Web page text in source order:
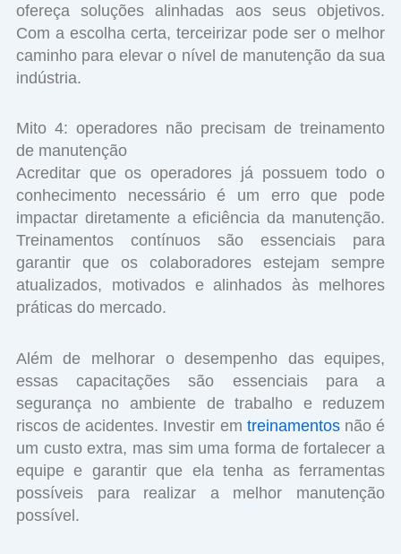
ofereça soluções alinhadas aos seus objetivos.
Com a escolha certa, terceirizar pode ser o melhor
caminho para elevar o nível de manutenção da sua
indústria.
Mito 4: operadores não precisam de treinamento
de manutenção
Acreditar que os operadores já possuem todo o
conhecimento necessário é um erro que pode
impactar diretamente a eficiência da manutenção.
Treinamentos contínuos são essenciais para
garantir que os colaboradores estejam sempre
atualizados, motivados e alinhados às melhores
práticas do mercado.
Além de melhorar o desempenho das equipes,
essas capacitações são essenciais para a
segurança no ambiente de trabalho e reduzem
riscos de acidentes. Investir em treinamentosnão é
um custo extra, mas sim uma forma de fortalecer a
equipe e garantir que ela tenha as ferramentas
possíveis para realizar a melhor manutenção
possível.